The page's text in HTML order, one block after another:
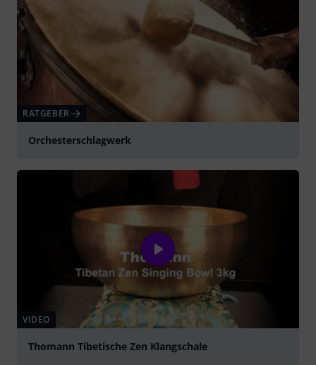
RATGEBER
Orchesterschlagwerk
VIDEO
Thomann Tibetische Zen Klangschale